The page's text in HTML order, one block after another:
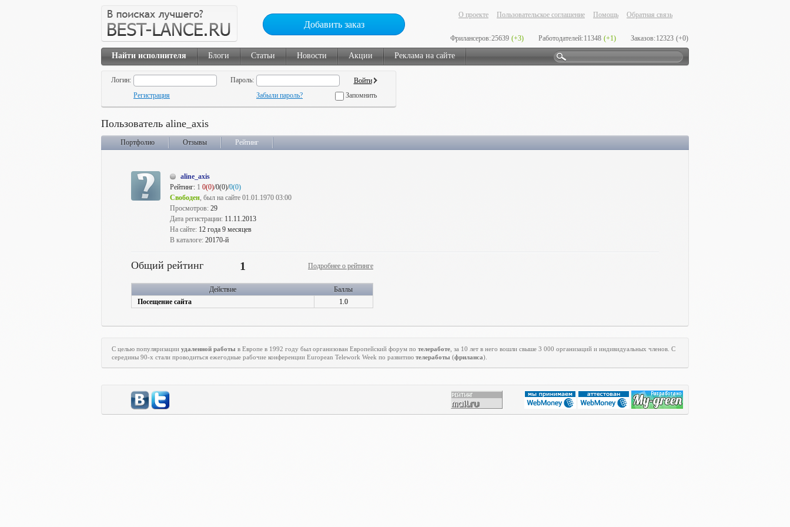
Добавить заказ
О проекте Пользовательское соглашение Помощь Обратная связь
Фрилансеров:25639 (+3) Работодателей:11348 (+1) Заказов:12323 (+0)
Найти исполнителя Блоги Статьи Новости Акции Реклама на сайте
Логин:
Пароль:
Регистрация
Забыли пароль? Запомнить
Пользователь aline_axis
Портфолио Отзывы Рейтинг
aline_axis
Рейтинг: 1 0(0)/0(0)/0(0)
Свободен, был на сайте 01.01.1970 03:00
Просмотров: 29
Дата регистрации: 11.11.2013
На сайте: 12 года 9 месяцев
В каталоге: 20170-й
Общий рейтинг 1 Подробнее о рейтинге
Действие
Баллы
Посещение сайта
1.0
С целью популяризации удаленной работы в Европе в 1992 году был организован Европейский форум по телеработе , за 10 лет в него вошли свыше 3 000 организаций и индивидуальных членов. С
середины 90-х стали проводиться ежегодные рабочие конференции European Telework Week по развитию телеработы (фриланса).